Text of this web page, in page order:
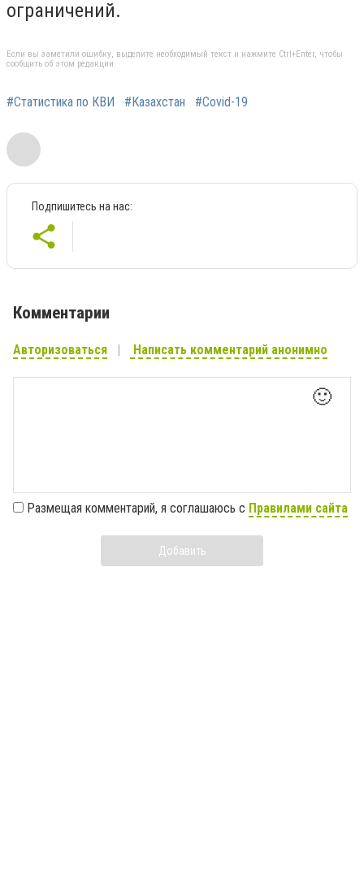
ограничений.
Если вы заметили ошибку, выделите необходимый текст и нажмите Ctrl+Enter, чтобы
сообщить об этом редакции
#Статистика по КВИ #Казахстан #Covid-19
Подпишитесь на нас:
Комментарии
Авторизоваться Написать комментарий анонимно
🙂
Размещая комментарий, я соглашаюсь с Правилами сайта
Добавить